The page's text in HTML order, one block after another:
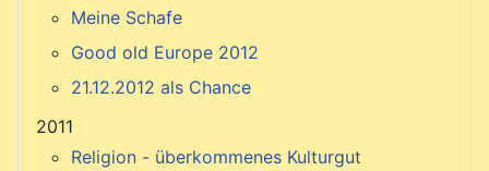
Meine Schafe
Good old Europe 2012
21.12.2012 als Chance
2011
Religion - überkommenes Kulturgut